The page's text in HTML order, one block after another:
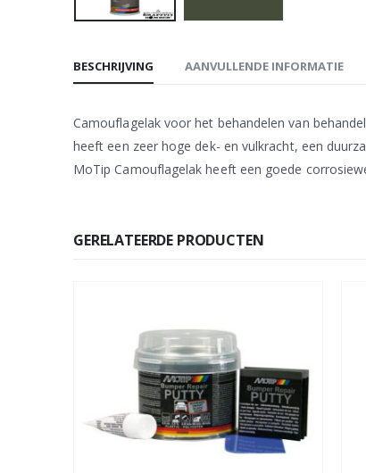
BESCHRIJVING AANVULLENDE INFORMATIE
Camouflagelak voor het behandelen van
heeft een zeer hoge dek- en vulkracht, een
MoTip Camouflagelak heeft een goede
GERELATEERDE PRODUCTEN